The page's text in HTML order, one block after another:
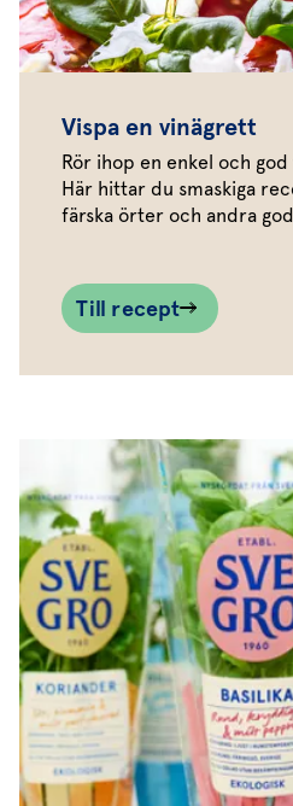
Vispa en vinägrett
Rör ihop en enkel och
Här hittar du smaskiga
färska örter och andra
Till recept